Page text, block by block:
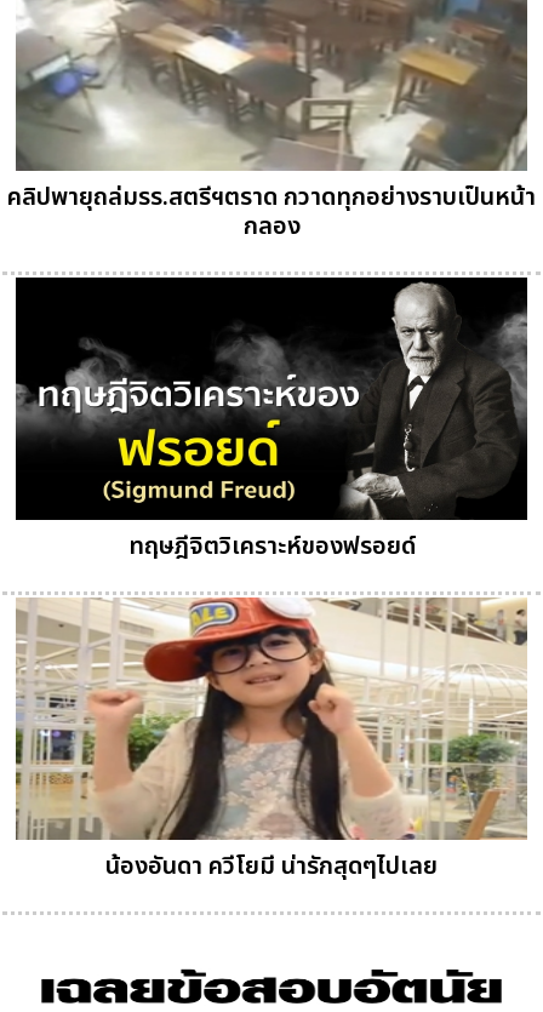
คลิปพายุถล่มรร.สตรีฯตราด กวาดทุกอย่างราบเป็นหน้า
กลอง
ทฤษฎีจิตวิเคราะห์ของฟรอยด์
น้องอันดา ควีโยมี น่ารักสุดๆไปเลย